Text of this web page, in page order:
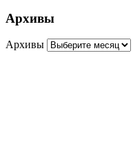
Архивы
Архивы